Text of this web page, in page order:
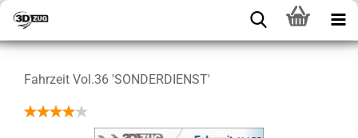
Fahrzeit Vol.36 'SONDERDIENST'